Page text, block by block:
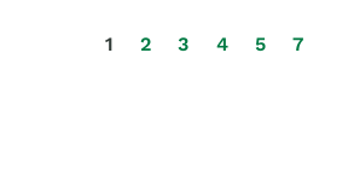
1 2 3 4 5 7